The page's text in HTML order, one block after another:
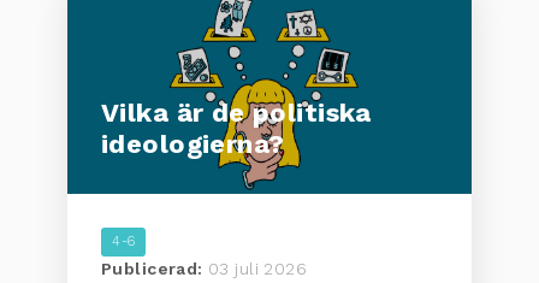
Vilka är de politiska
ideologierna?
4-6
Publicerad: 03 juli 2026